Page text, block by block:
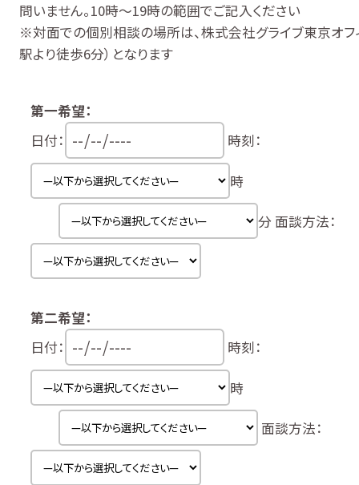
問いません。10時～19時の範囲でご記入ください
※対面での個別相談の場所は、株式会社グライブ東京オフ
駅より徒歩6分）となります
第一希望：
日付：
時刻：
時
分 面談方法：
第二希望：
日付：
時刻：
時
面談方法：